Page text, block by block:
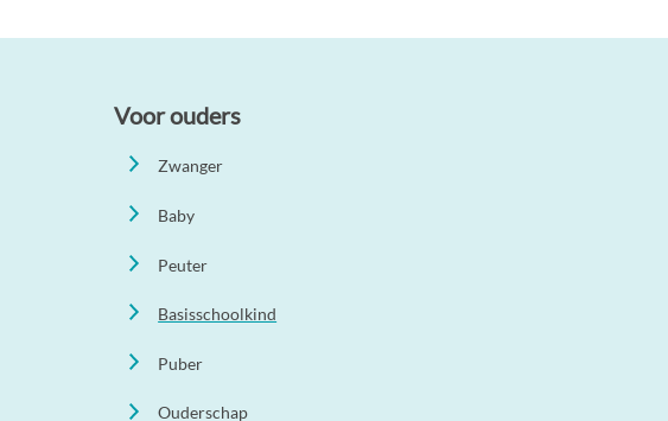
Voor ouders
Zwanger
Baby
Peuter
Basisschoolkind
Puber
Ouderschap